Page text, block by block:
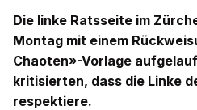
Die linke Ratsseite im
Montag mit einem
Chaoten»-Vorlage
kritisierten, dass die Linke
respektiere.